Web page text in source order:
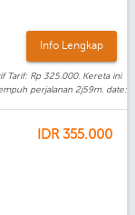
Info Lengkap
Tarif: Rp 325.000. Kereta ini
perjalanan 2j59m. date:
IDR355.000